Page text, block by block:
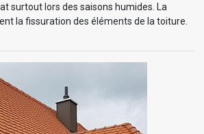
surtout lors des saisons humides. La
la fissuration des éléments de la toiture.